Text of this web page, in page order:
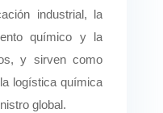
industrial, la
químico y la
y sirven como
logística química
global.